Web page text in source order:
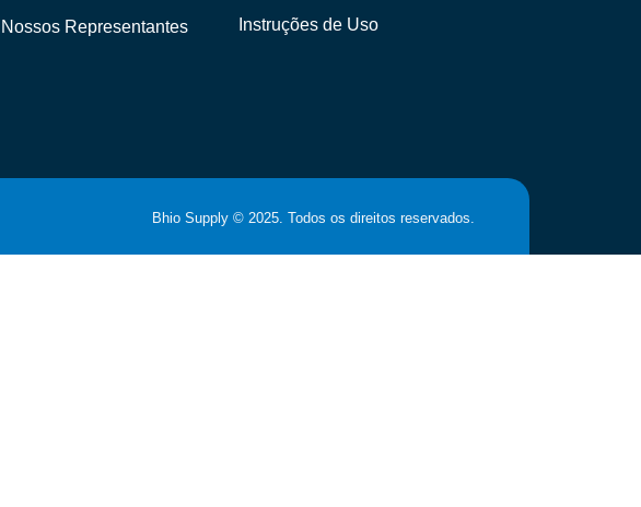
Nossos Representantes
Instruções de Uso
Bhio Supply © 2025. Todos os direitos reservados.